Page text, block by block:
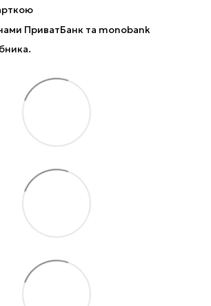
ПриватБанк та monobank